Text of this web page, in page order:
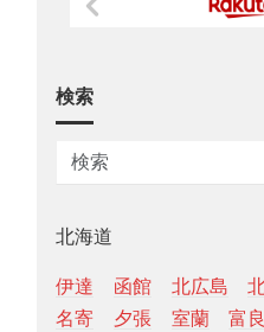
検索
北海道
伊達 函館 北広島
名寄
夕張 室蘭 富